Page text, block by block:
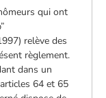
qui ont
relève des
règlement.
dans un
64 et 65